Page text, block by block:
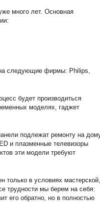
много лет. Основная
на следующие фирмы: Philips,
будет производиться
моделях, гаджет
подлежат ремонту на
и плазменные телевизоры
эти модели требуют
только в условиях
трудности мы берем на себя:
его обратно, но в полностью